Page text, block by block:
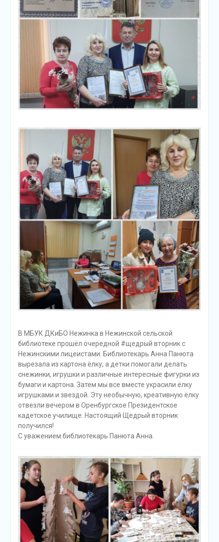
В МБУК ДКиБО Нежинка в Нежинской сельской
библиотеке прошёл очередной #щедрый вторник с
Нежинскими лицеистами. Библиотекарь Анна Панюта
вырезала из картона ёлку, а детки помогали делать
снежинки, игрушки и различные интересные фигурки из
бумаги и картона. Затем мы все вместе украсили ёлку
игрушками и звездой. Эту необычную, креативную ёлку
отвезли вечером в Оренбургское Президентское
кадетское училище. Настоящий Щедрый вторник
получился!
С уважением библиотекарь Панюта Анна.